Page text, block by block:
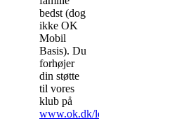
bedst (dog
ikke OK
Mobil
Basis). Du
forhøjer
din støtte
til vores
klub på
www.ok.dk/lokalsporten/mobil